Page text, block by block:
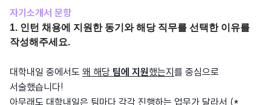
자기소개서 문항
1. 인턴 채용에 지원한 동기와 해당 직무를 선택한 이유를
작성해주세요.
대학내일 중에서도 왜 해당 팀에 지원했는지를 중심으로
서술했습니다!
아무래도 대학내일은 팀마다 각각 진행하는 업무가 달라서 (*